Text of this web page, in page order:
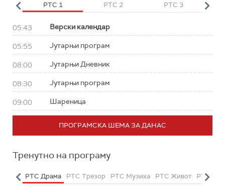
РТС 1 РТС 2 РТС 3
05:43 Верски календар
05:55 Јутарњи програм
08:00 Јутарњи Дневник
08:30 Јутарњи програм
09:00 Шареница
ПРОГРАМСКА ШЕМА ЗА ДАНАС
Тренутно на програму
РТС Драма РТС Трезор РТС Музика РТС Живот РТС